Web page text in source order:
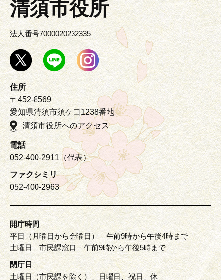
清須市役所
法人番号7000020232335
住所
〒452-8569
愛知県清須市須ケ口1238番地
清須市役所へのアクセス
電話
052-400-2911（代表）
ファクシミリ
052-400-2963
開庁時間
平日（月曜日から金曜日） 午前9時から午後4時まで
土曜日 市民課窓口 午前9時から午後5時まで
閉庁日
土曜日（市民課を除く）、日曜日、祝日、休